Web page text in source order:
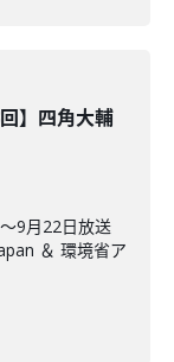
】四角大輔
9月22日放送
＆ 環境省ア